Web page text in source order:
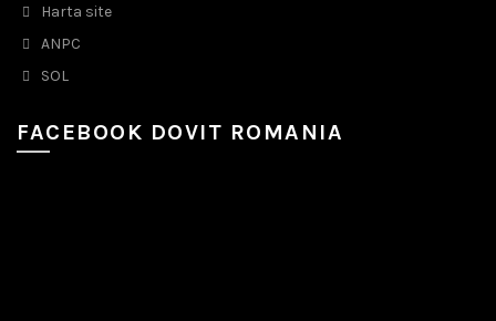
Harta site
ANPC
SOL
FACEBOOK DOVIT ROMANIA